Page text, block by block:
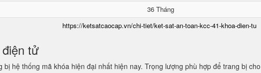
36 Tháng
https://ketsatcaocap.vn/chi-tiet/ket-sat-an-toan-kcc-41-khoa-dien-tu
tử
hệ thống mã khóa hiện đại nhất hiện nay. Trọng lượng phù hợp để trang bị